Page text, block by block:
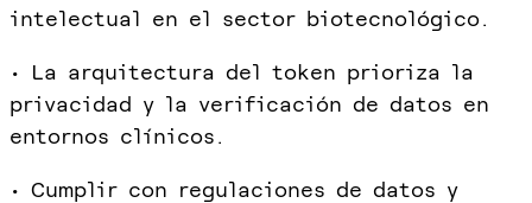
intelectual en el sector biotecnológico.
• La arquitectura del token prioriza la
privacidad y la verificación de datos en
entornos clínicos.
• Cumplir con regulaciones de datos y